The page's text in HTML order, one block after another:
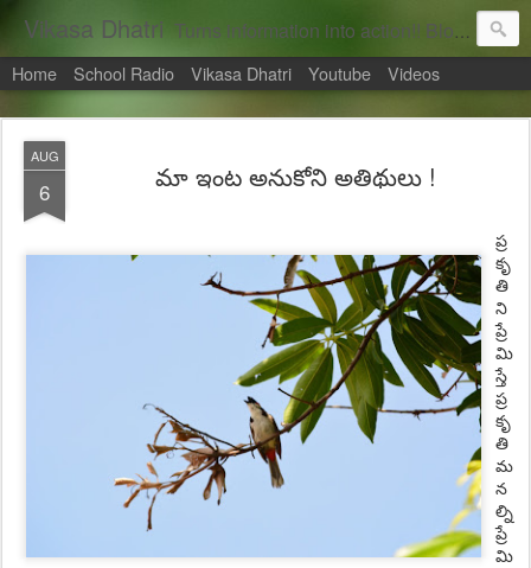
Vikasa Dhatri Turns information into action!! Blogs on Sustainability
Home School Radio Vikasa Dhatri Youtube Videos
AUG
6 మా ఇంట అనుకోని అతిథులు !
ప్ర
కృ
తి
ని
ప్రే
మి
స్తే
ప్ర
కృ
తి
మ
న
ల్ని
ప్రే
మి